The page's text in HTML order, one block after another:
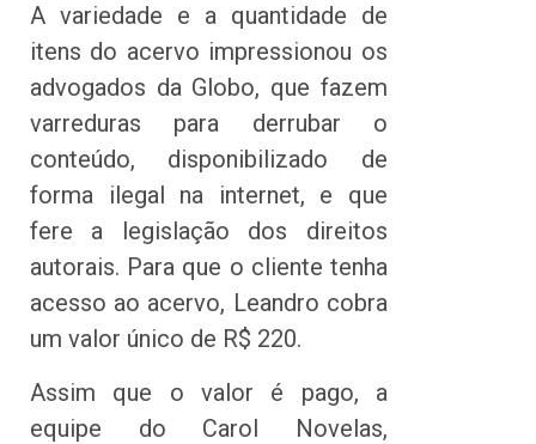
A variedade e a quantidade de
itens do acervo impressionou os
advogados da Globo, que fazem
varreduras para derrubar o
conteúdo, disponibilizado de
forma ilegal na internet, e que
fere a legislação dos direitos
autorais. Para que o cliente tenha
acesso ao acervo, Leandro cobra
um valor único de R$ 220.
Assim que o valor é pago, a
equipe do Carol Novelas,